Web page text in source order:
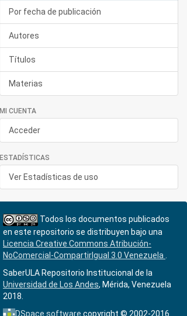
Por fecha de publicación
Autores
Títulos
Materias
MI CUENTA
Acceder
ESTADÍSTICAS
Ver Estadísticas de uso
Todos los documentos publicados
en este repositorio se distribuyen bajo una
Licencia Creative Commons Atribución-
NoComercial-CompartirIgual 3.0 Venezuela
SaberULA Repositorio Institucional de la
Universidad de Los Andes, Mérida, Venezuela
2018.
DSpace software copyright © 2002-2016